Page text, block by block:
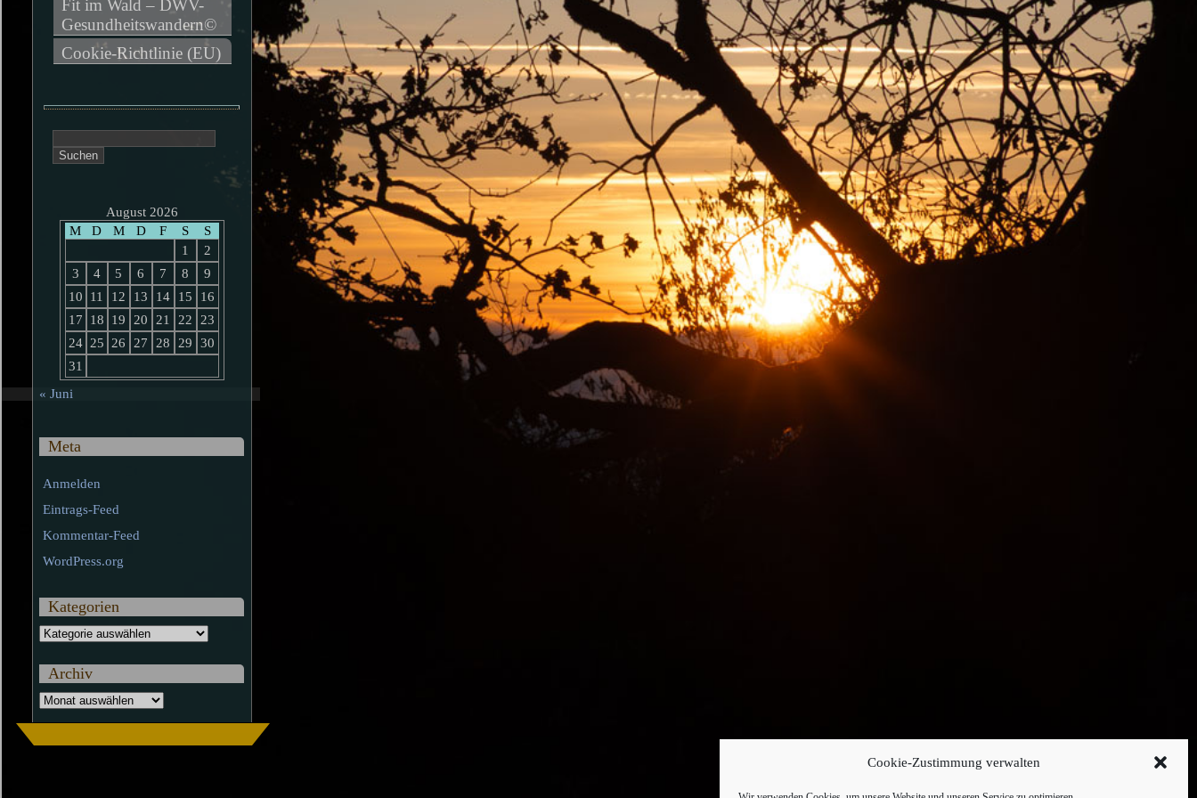
Cookie-Zustimmung verwalten
Fit im Wald – DWV-
Gesundheitswandern©
Cookie-Richtlinie (EU)
nach:
August 2026
M
D M D F S
S
1
2
3
4 5 6 7 8
9
10
11 12 13 14 15
16
17
18 19 20 21 22
23
24 25 26 27 28 29
30
31
« Juni
Meta
Anmelden
Eintrags-Feed
Kommentar-Feed
WordPress.org
Kategorien
Kategorien
Archiv
Archiv